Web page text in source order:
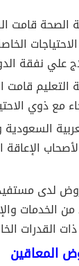
قامت
علي نفقة
قامت
مع ذوي
لدى
من الخدمات
القدرات
المعاقين